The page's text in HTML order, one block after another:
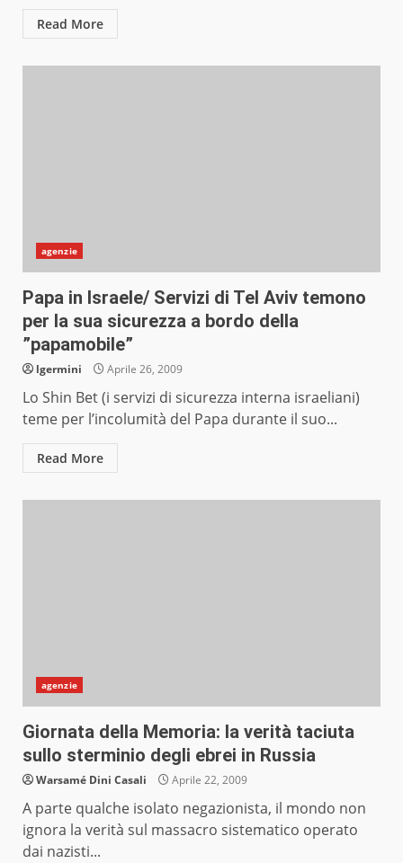
Read More
agenzie
Papa in Israele/ Servizi di Tel Aviv temono
per la sua sicurezza a bordo della
”papamobile”
lgermini Aprile 26, 2009
Lo Shin Bet (i servizi di sicurezza interna israeliani)
teme per l’incolumità del Papa durante il suo...
Read More
agenzie
Giornata della Memoria: la verità taciuta
sullo sterminio degli ebrei in Russia
Warsamé Dini Casali Aprile 22, 2009
A parte qualche isolato negazionista, il mondo non
ignora la verità sul massacro sistematico operato
dai nazisti...